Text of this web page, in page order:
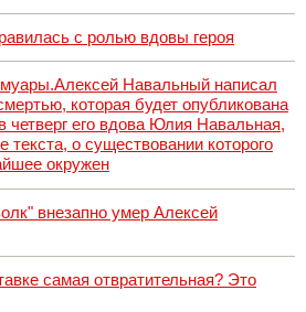
с ролью вдовы героя
Навальный написал
которая будет опубликована
четверг его вдова Юлия Навальная,
текста, о существовании которого
окружен
внезапно умер Алексей
самая отвратительная? Это